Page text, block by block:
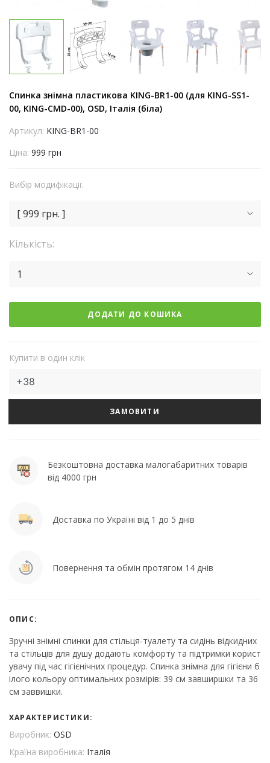
Спинка знімна пластикова KING-BR1-00 (для KING-SS1-
00, KING-CMD-00), OSD, Італія (біла)
Артикул: KING-BR1-00
Ціна: 999 грн
Вибір модифікації:
[ 999 грн. ]
Кількість:
1
ДОДАТИ ДО КОШИКА
Купити в один клік
ЗАМОВИТИ
Безкоштовна доставка малогабаритних товарів
від 4000 грн
Доставка по Україні від 1 до 5 днів
Повернення та обмін протягом 14 днів
ОПИС:
Зручні знімні спинки для стільця-туалету та сидінь відкидних
та стільців для душу додають комфорту та підтримки корист
увачу під час гігієнічних процедур. Спинка знімна для гігієни б
ілого кольору оптимальних розмірів: 39 см завширшки та 36
см заввишки.
ХАРАКТЕРИСТИКИ:
Виробник: OSD
Країна виробника: Італія